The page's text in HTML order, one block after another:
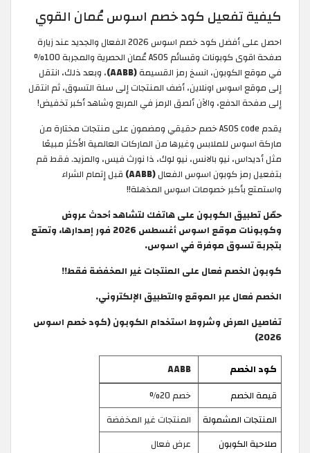
كيفية تفعيل كود خصم اسوس عُمان القوي
احصل على أفضل كود خصم اسوس 2026 الفعال والجديد عند زيارة
صفحة اقوى كوبونات وقسائم ASOS عُمان الحصرية والمجربة 100%
في موقع الكوبون، انسخ رمز القسيمة(AABB)
، وبعد ذلك، انتقل
إلى موقع اسوس اونلاين، أضف المنتجات إلى سلة التسوق، ثم انتقل
إلى صفحة الدفع، والآن ألصق الرمز في المربع وشاهد أكبر تخفيض!
يقدم ASOS code خصم حقيقي ومضمون على منتجات مختارة من
ماركة اسوس للملابس وغيرها من الماركات العالمية الأكثر مبيعًا
مثل أديداس، نيو بالانس، نيو لوك، ذا نورث فيس، والمزيد. فقط قم
بتفعيل رمز كوبون اسوس الفعال(AABB)
قبل إتمام الشراء
واستمتع بأكبر خصومات اسوس المذهلة!!
حمّل تطبيق الكوبون على هاتفك لتشاهد أحدث عروض
وكوبونات موقع اسوس أغسطس 2026 فور إصدارها، وتمتع
بتجربة تسوق موفرة في اسوس.
كوبون الخصم فعال على المنتجات غير المخفضة فقط!!
الخصم فعال عبر الموقع والتطبيق الإلكتروني.
تفاصيل العرض وشروط استخدام الكوبون (كود خصم اسوس
2026)
كود الخصم
AABB
قيمة الخصم
خصم 20%
المنتجات المشمولة
المنتجات غير المخفضة
صلاحية الكوبون
عرض فعال